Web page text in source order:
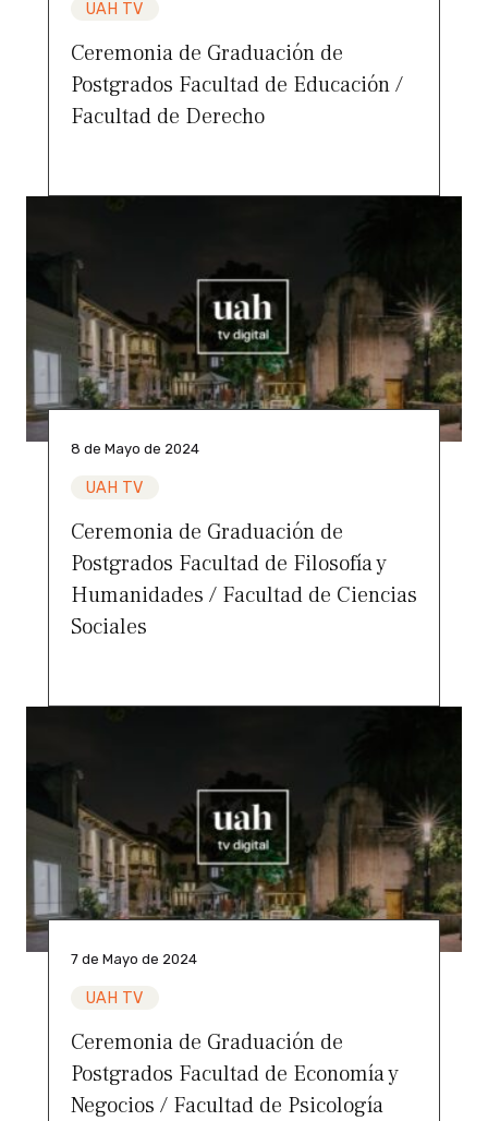
UAH TV
Ceremonia de Graduación de
Postgrados Facultad de Educación /
Facultad de Derecho
8 de Mayo de 2024
UAH TV
Ceremonia de Graduación de
Postgrados Facultad de Filosofía y
Humanidades / Facultad de Ciencias
Sociales
7 de Mayo de 2024
UAH TV
Ceremonia de Graduación de
Postgrados Facultad de Economía y
Negocios / Facultad de Psicología